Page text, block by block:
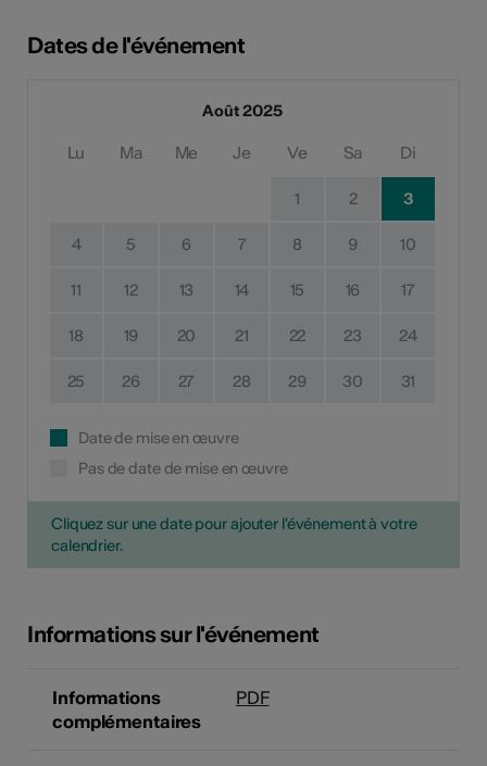
Dates de l'événement
Août 2025
Lu Ma Me Je Ve Sa Di
1 2 3
4 5 6 7 8 9 10
11 12 13 14 15 16 17
18 19 20 21 22 23 24
25 26 27 28 29 30 31
Date de mise en œuvre
Pas de date de mise en œuvre
Cliquez sur une date pour ajouter l'événement à votre
calendrier.
Informations sur l'événement
Informations
complémentaires
PDF